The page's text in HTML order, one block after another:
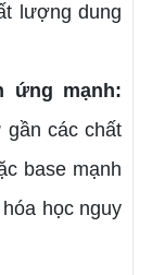
lượng dung
ứng mạnh:
các chất
base mạnh
học nguy